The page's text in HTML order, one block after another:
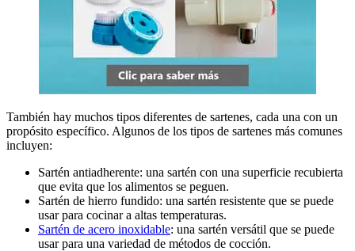
También hay muchos tipos diferentes de sartenes, cada una con un
propósito específico. Algunos de los tipos de sartenes más comunes
incluyen:
Sartén antiadherente: una sartén con una superficie recubierta
que evita que los alimentos se peguen.
Sartén de hierro fundido: una sartén resistente que se puede
usar para cocinar a altas temperaturas.
Sartén de acero inoxidable: una sartén versátil que se puede
usar para una variedad de métodos de cocción.